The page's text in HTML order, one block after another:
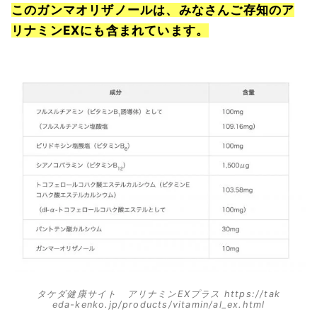
このガンマオリザノールは、みなさんご存知のア
リナミンEXにも含まれています。
タケダ健康サイト アリナミンEXプラス https://tak
eda-kenko.jp/products/vitamin/al_ex.html